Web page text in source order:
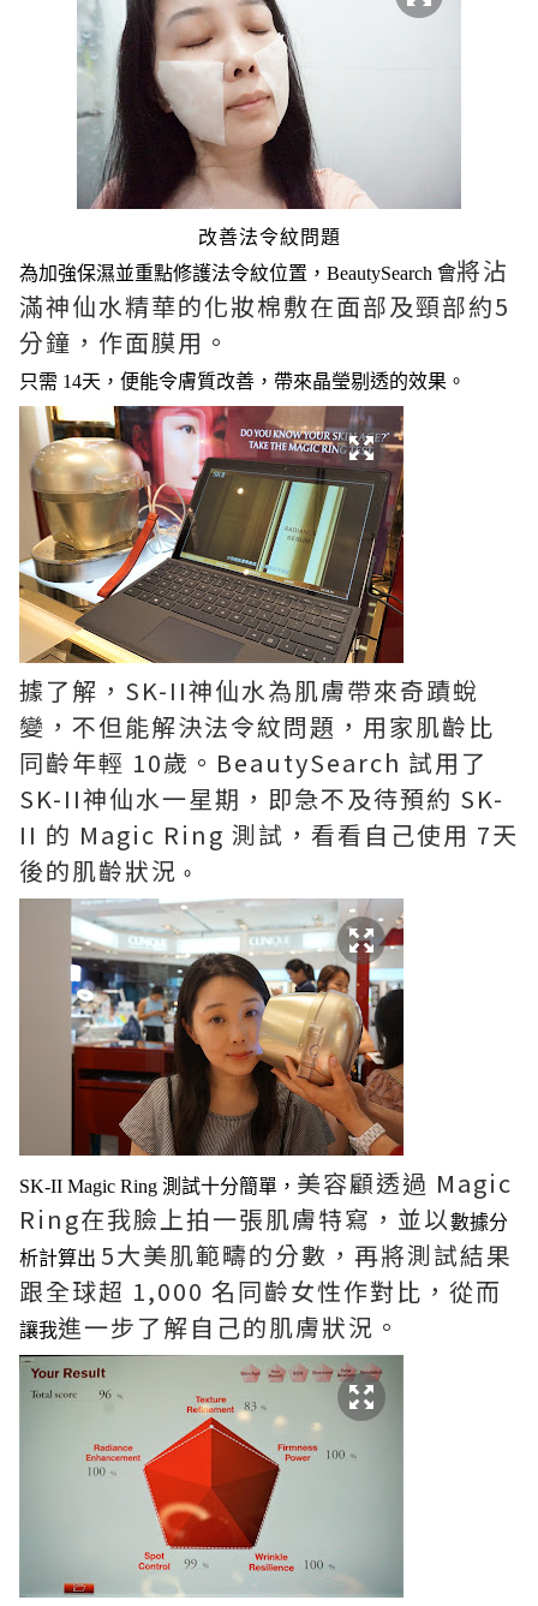
改善法令紋問題
為加強保濕並重點修護法令紋位置， BeautySearch 會將沾
滿神仙水精華的化妝棉敷在面部及頸部約5
分鐘，作面膜用。
只需 14天，便能令膚質改善，帶來晶瑩剔透的效果。
據了解，SK-II神仙水為肌膚帶來奇蹟蛻
變，不但能解決法令紋問題，用家肌齡比
同齡年輕 10歲。BeautySearch 試用了
SK-II神仙水一星期，即急不及待預約 SK-
II 的 Magic Ring 測試，看看自己使用 7天
後的肌齡狀況 。
SK-II Magic Ring 測試十分簡單， 美容顧透過 Magic
Ring在我臉上拍一張肌膚特寫，並以數據分
析計算出 5大美肌範疇的分數，再將測試結果
跟全球超 1,000 名同齡女性作對比，從而
讓我進一步了解自己的肌膚狀況。